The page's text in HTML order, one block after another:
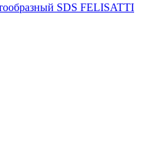
SDS FELISATTI